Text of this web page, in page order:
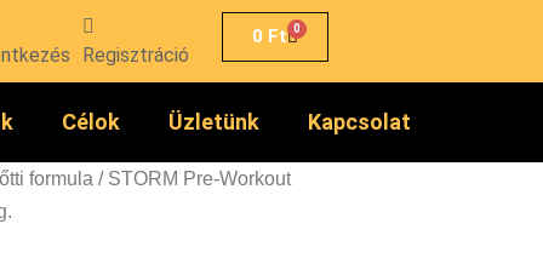
Regisztráció
0 Ft 0
Célok Üzletünk Kapcsolat
formula / STORM Pre-Workout